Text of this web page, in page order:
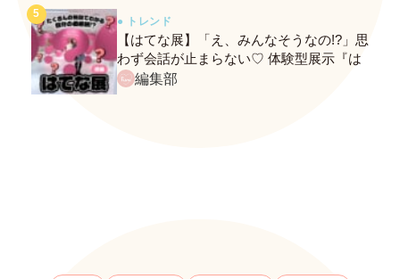
● トレンド
【はてな展】「え、みんなそうなの!?」思
わず会話が止まらない♡ 体験型展示『は
てな展』に行ってきたレポ
編集部